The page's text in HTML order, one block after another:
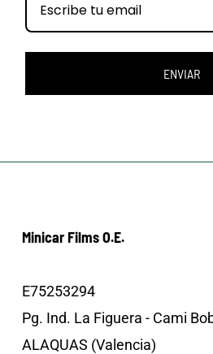
ENVIAR
Minicar Films O.E.
E75253294
Pg. Ind. La Figuera - Cami
ALAQUAS (Valencia)